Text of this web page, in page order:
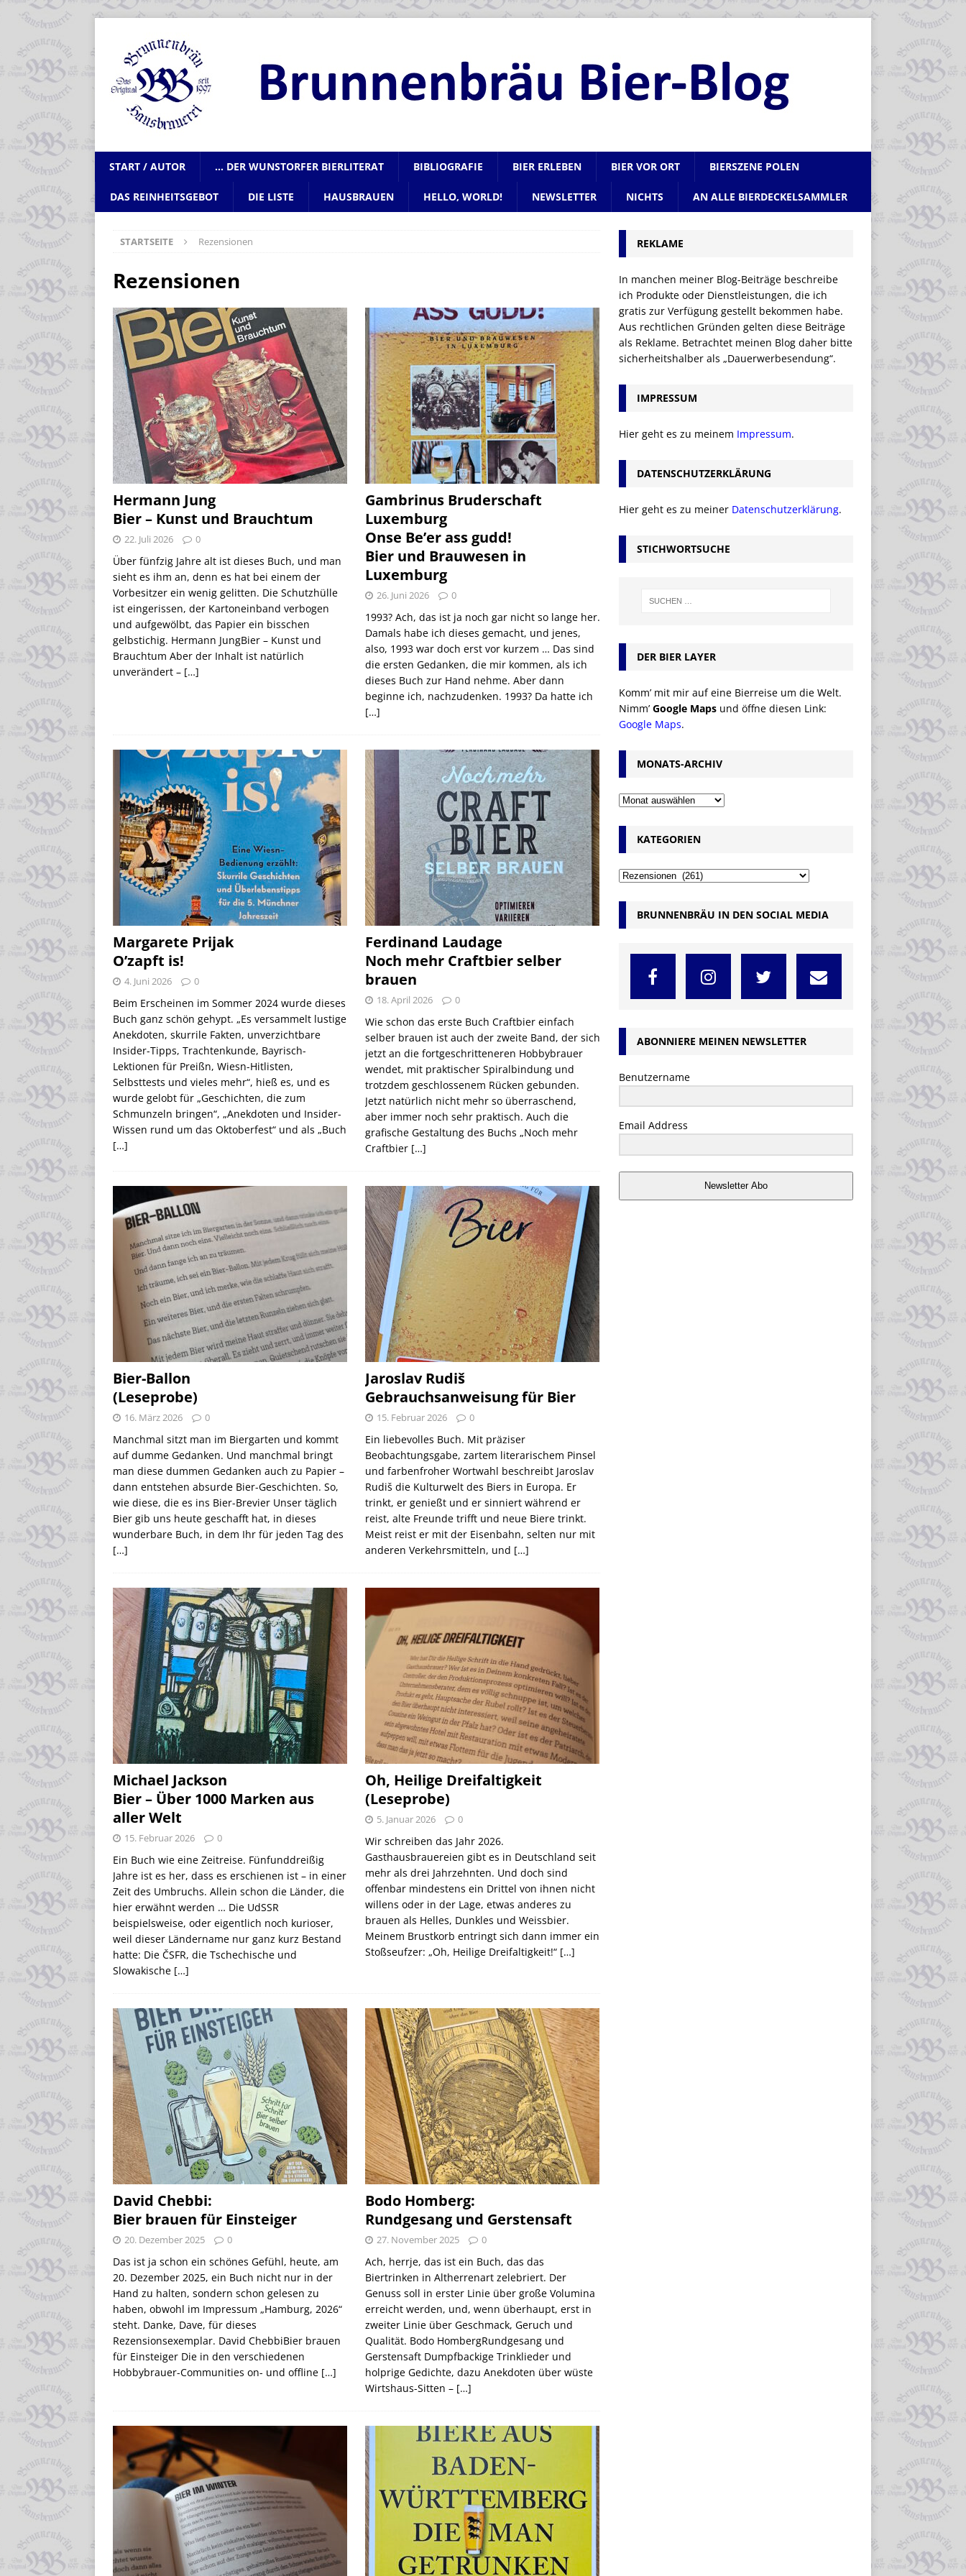
START / AUTOR … DER WUNSTORFER BIERLITERAT BIBLIOGRAFIE BIER ERLEBEN BIER VOR ORT BIERSZENE POLEN
DAS REINHEITSGEBOT DIE LISTE HAUSBRAUEN HELLO, WORLD! NEWSLETTER NICHTS AN ALLE BIERDECKELSAMMLER
STARTSEITE Rezensionen
Rezensionen
Hermann Jung
Bier – Kunst und Brauchtum
22. Juli 2026 0
Über fünfzig Jahre alt ist dieses Buch, und man
sieht es ihm an, denn es hat bei einem der
Vorbesitzer ein wenig gelitten. Die Schutzhülle
ist eingerissen, der Kartoneinband verbogen
und aufgewölbt, das Papier ein bisschen
gelbstichig. Hermann JungBier – Kunst und
Brauchtum Aber der Inhalt ist natürlich
unverändert – […]
Gambrinus Bruderschaft
Luxemburg
Onse Be’er ass gudd!
Bier und Brauwesen in
Luxemburg
26. Juni 2026 0
1993? Ach, das ist ja noch gar nicht so lange her.
Damals habe ich dieses gemacht, und jenes,
also, 1993 war doch erst vor kurzem … Das sind
die ersten Gedanken, die mir kommen, als ich
dieses Buch zur Hand nehme. Aber dann
beginne ich, nachzudenken. 1993? Da hatte ich
[…]
Margarete Prijak
O’zapft is!
4. Juni 2026 0
Beim Erscheinen im Sommer 2024 wurde dieses
Buch ganz schön gehypt. „Es versammelt lustige
Anekdoten, skurrile Fakten, unverzichtbare
Insider-Tipps, Trachtenkunde, Bayrisch-
Lektionen für Preißn, Wiesn-Hitlisten,
Selbsttests und vieles mehr“, hieß es, und es
wurde gelobt für „Geschichten, die zum
Schmunzeln bringen“, „Anekdoten und Insider-
Wissen rund um das Oktoberfest“ und als „Buch
[…]
Ferdinand Laudage
Noch mehr Craftbier selber
brauen
18. April 2026 0
Wie schon das erste Buch Craftbier einfach
selber brauen ist auch der zweite Band, der sich
jetzt an die fortgeschritteneren Hobbybrauer
wendet, mit praktischer Spiralbindung und
trotzdem geschlossenem Rücken gebunden.
Jetzt natürlich nicht mehr so überraschend,
aber immer noch sehr praktisch. Auch die
grafische Gestaltung des Buchs „Noch mehr
Craftbier […]
Bier-Ballon
(Leseprobe)
16. März 2026 0
Manchmal sitzt man im Biergarten und kommt
auf dumme Gedanken. Und manchmal bringt
man diese dummen Gedanken auch zu Papier –
dann entstehen absurde Bier-Geschichten. So,
wie diese, die es ins Bier-Brevier Unser täglich
Bier gib uns heute geschafft hat, in dieses
wunderbare Buch, in dem Ihr für jeden Tag des
[…]
Jaroslav Rudiš
Gebrauchsanweisung für Bier
15. Februar 2026 0
Ein liebevolles Buch. Mit präziser
Beobachtungsgabe, zartem literarischem Pinsel
und farbenfroher Wortwahl beschreibt Jaroslav
Rudiš die Kulturwelt des Biers in Europa. Er
trinkt, er genießt und er sinniert während er
reist, alte Freunde trifft und neue Biere trinkt.
Meist reist er mit der Eisenbahn, selten nur mit
anderen Verkehrsmitteln, und […]
Michael Jackson
Bier – Über 1000 Marken aus
aller Welt
15. Februar 2026 0
Ein Buch wie eine Zeitreise. Fünfunddreißig
Jahre ist es her, dass es erschienen ist – in einer
Zeit des Umbruchs. Allein schon die Länder, die
hier erwähnt werden … Die UdSSR
beispielsweise, oder eigentlich noch kurioser,
weil dieser Ländername nur ganz kurz Bestand
hatte: Die ČSFR, die Tschechische und
Slowakische […]
Oh, Heilige Dreifaltigkeit
(Leseprobe)
5. Januar 2026 0
Wir schreiben das Jahr 2026.
Gasthausbrauereien gibt es in Deutschland seit
mehr als drei Jahrzehnten. Und doch sind
offenbar mindestens ein Drittel von ihnen nicht
willens oder in der Lage, etwas anderes zu
brauen als Helles, Dunkles und Weissbier.
Meinem Brustkorb entringt sich dann immer ein
Stoßseufzer: „Oh, Heilige Dreifaltigkeit!“ […]
David Chebbi:
Bier brauen für Einsteiger
20. Dezember 2025 0
Das ist ja schon ein schönes Gefühl, heute, am
20. Dezember 2025, ein Buch nicht nur in der
Hand zu halten, sondern schon gelesen zu
haben, obwohl im Impressum „Hamburg, 2026“
steht. Danke, Dave, für dieses
Rezensionsexemplar. David ChebbiBier brauen
für Einsteiger Die in den verschiedenen
Hobbybrauer-Communities on- und offline […]
Bodo Homberg:
Rundgesang und Gerstensaft
27. November 2025 0
Ach, herrje, das ist ein Buch, das das
Biertrinken in Altherrenart zelebriert. Der
Genuss soll in erster Linie über große Volumina
erreicht werden, und, wenn überhaupt, erst in
zweiter Linie über Geschmack, Geruch und
Qualität. Bodo HombergRundgesang und
Gerstensaft Dumpfbackige Trinklieder und
holprige Gedichte, dazu Anekdoten über wüste
Wirtshaus-Sitten – […]
REKLAME
In manchen meiner Blog-Beiträge beschreibe
ich Produkte oder Dienstleistungen, die ich
gratis zur Verfügung gestellt bekommen habe.
Aus rechtlichen Gründen gelten diese Beiträge
als Reklame. Betrachtet meinen Blog daher bitte
sicherheitshalber als „Dauerwerbesendung“.
IMPRESSUM
Hier geht es zu meinem Impressum.
DATENSCHUTZERKLÄRUNG
Hier geht es zu meiner Datenschutzerklärung.
STICHWORTSUCHE
DER BIER LAYER
Komm’ mit mir auf eine Bierreise um die Welt.
Nimm’ Google Maps und öffne diesen Link:
Google Maps.
MONATS-ARCHIV
KATEGORIEN
BRUNNENBRÄU IN DEN SOCIAL MEDIA
ABONNIERE MEINEN NEWSLETTER
Benutzername
Email Address
Newsletter Abo